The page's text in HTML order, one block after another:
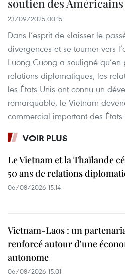
soutien des
23/09/2025 00:15
Dans l’esprit de «laisser le
divergences et se tourner vers
Luong Cuong a souligné
relations diplomatiques, les
les États-Unis ont connu un
remarquable, le Vietnam
commercial important des
VOIR PLUS
Le Vietnam et la Thaïlande
50 ans de relations
06/08/2026 15:14
Vietnam-Laos : un
renforcé autour d'une
autonome
06/08/2026 15:01